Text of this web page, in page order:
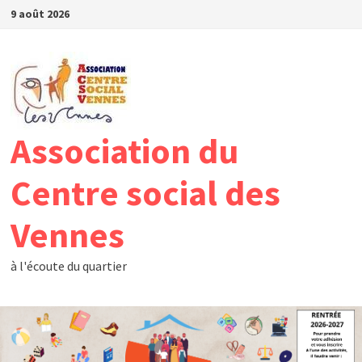
Passer
9 août 2026
Association du
Centre social des
Vennes
à l'écoute du quartier